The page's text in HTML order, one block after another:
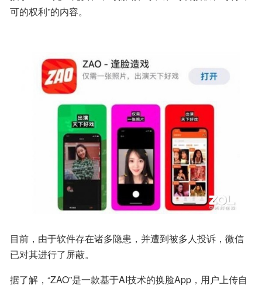
可的权利”的内容。
目前，由于软件存在诸多隐患，并遭到被多人投诉，微信
已对其进行了屏蔽。
据了解，“ZAO”是一款基于AI技术的换脸App，用户上传自